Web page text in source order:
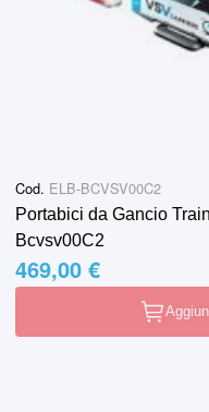
Cod. ELB-BCVSV00C2
Portabici da Gancio
Bcvsv00C2
469,00 €